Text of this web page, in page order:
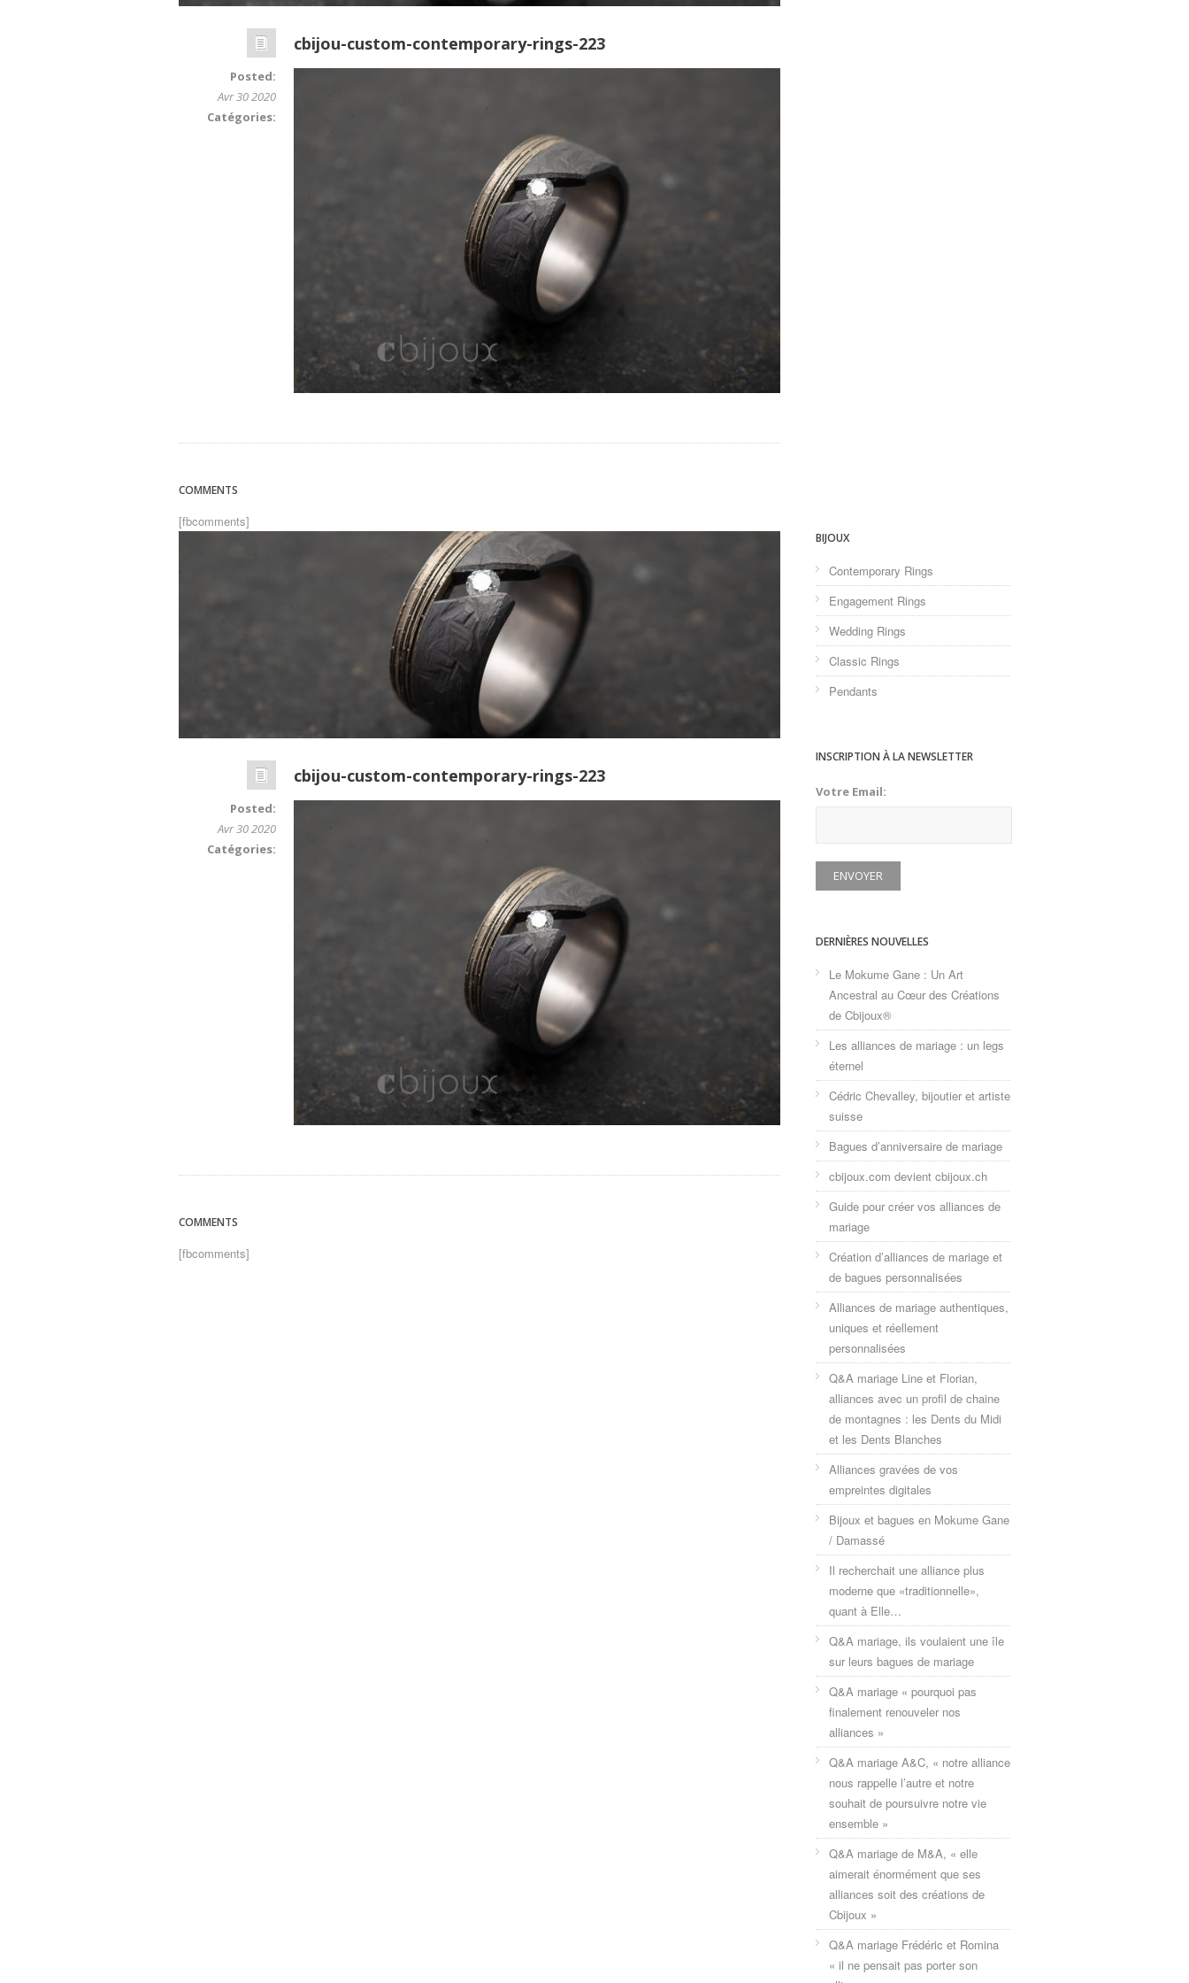
cbijou-custom-contemporary-rings-223
Posted:
Avr 30 2020
Catégories:
COMMENTS
[fbcomments]
cbijou-custom-contemporary-rings-223
Posted:
Avr 30 2020
Catégories:
COMMENTS
[fbcomments]
BIJOUX
Contemporary Rings
Engagement Rings
Wedding Rings
Classic Rings
Pendants
INSCRIPTION À LA NEWSLETTER
Votre Email:
DERNIÈRES NOUVELLES
Le Mokume Gane : Un Art
Ancestral au Cœur des Créations
de Cbijoux®
Les alliances de mariage : un legs
éternel
Cédric Chevalley, bijoutier et artiste
suisse
Bagues d’anniversaire de mariage
cbijoux.com devient cbijoux.ch
Guide pour créer vos alliances de
mariage
Création d’alliances de mariage et
de bagues personnalisées
Alliances de mariage authentiques,
uniques et réellement
personnalisées
Q&A mariage Line et Florian,
alliances avec un profil de chaine
de montagnes : les Dents du Midi
et les Dents Blanches
Alliances gravées de vos
empreintes digitales
Bijoux et bagues en Mokume Gane
/ Damassé
Il recherchait une alliance plus
moderne que «traditionnelle»,
quant à Elle…
Q&A mariage, ils voulaient une île
sur leurs bagues de mariage
Q&A mariage « pourquoi pas
finalement renouveler nos
alliances »
Q&A mariage A&C, « notre alliance
nous rappelle l’autre et notre
souhait de poursuivre notre vie
ensemble »
Q&A mariage de M&A, « elle
aimerait énormément que ses
alliances soit des créations de
Cbijoux »
Q&A mariage Frédéric et Romina
« il ne pensait pas porter son